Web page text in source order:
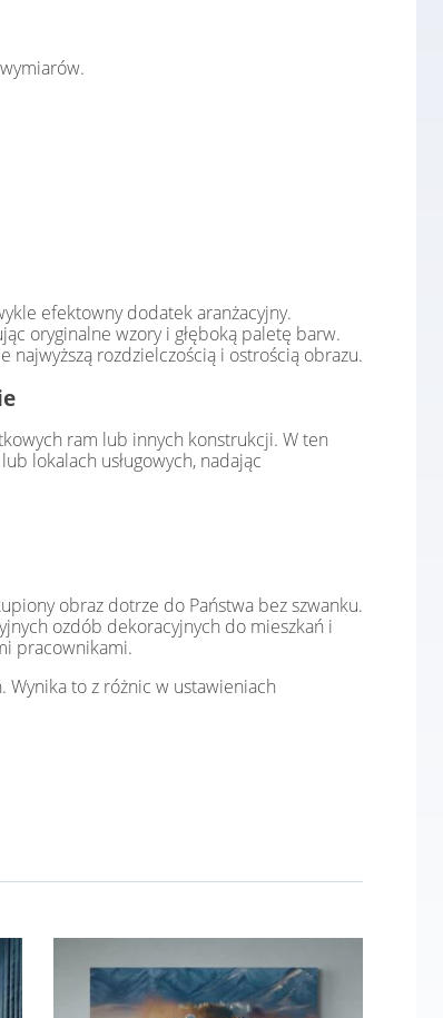
efektowny dodatek aranżacyjny.
oryginalne wzory i głęboką paletę barw.
najwyższą rozdzielczością i ostrością obrazu.
ram lub innych konstrukcji. W ten
lokalach usługowych, nadając
obraz dotrze do Państwa bez szwanku.
ozdób dekoracyjnych do mieszkań i
pracownikami.
to z różnic w ustawieniach